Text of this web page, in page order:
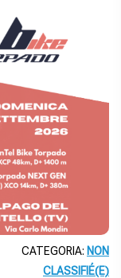
CATEGORIA: NON
CLASSIFIÉ(E)